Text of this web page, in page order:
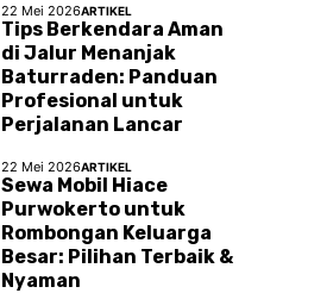
22 Mei 2026ARTIKEL
Tips Berkendara Aman
di Jalur Menanjak
Baturraden: Panduan
Profesional untuk
Perjalanan Lancar
22 Mei 2026ARTIKEL
Sewa Mobil Hiace
Purwokerto untuk
Rombongan Keluarga
Besar: Pilihan Terbaik &
Nyaman